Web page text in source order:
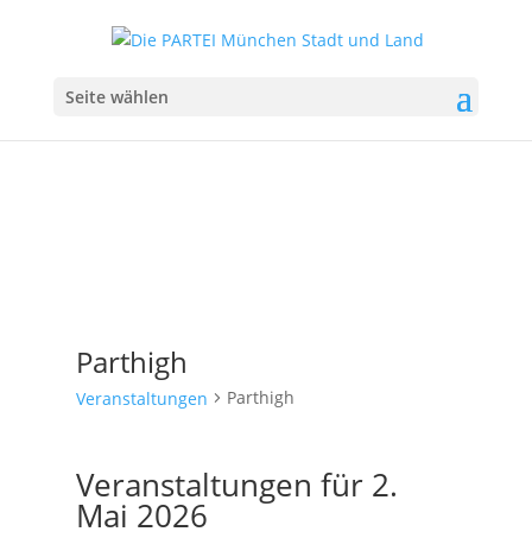
Seite wählen
Parthigh
Veranstaltungen Parthigh
Veranstaltungen für 2.
Mai 2026